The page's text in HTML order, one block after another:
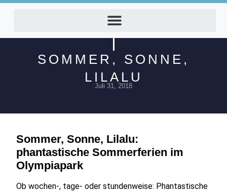
SOMMER, SONNE,
LILALU
Juli 31, 2018
Sommer, Sonne, Lilalu:
phantastische Sommerferien im
Olympiapark
Ob wochen-, tage- oder stundenweise: Phantastische